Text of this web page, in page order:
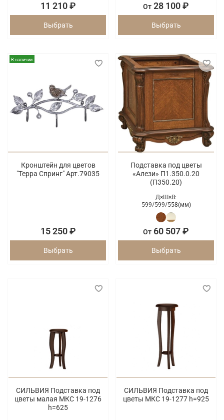
11 210 ₽
Выбрать
От 28 100 ₽
Выбрать
В наличии
Кронштейн для цветов
"Терра Спринг" Арт.79035
15 250 ₽
Выбрать
Подставка под цветы
«Алези» П1.350.0.20
(П350.20)
Д×Ш×В:
599/599/558(мм)
От 60 507 ₽
Выбрать
СИЛЬВИЯ Подставка под
цветы малая МКС 19-1276
h=625
СИЛЬВИЯ Подставка под
цветы МКС 19-1277 h=925